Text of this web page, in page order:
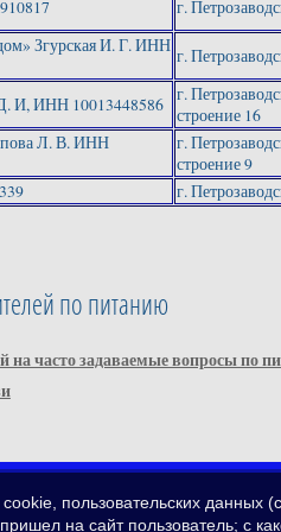
г.
Згурская И. Г. ИНН г.
И, ИНН 10013448586
г.
строение 16
Л. В. ИНН
г.
строение 9
г.
по питанию
на часто задаваемые вопросы по
пользовательских
на сайт пользователь; с